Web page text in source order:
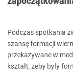
Podczas spotkania
szansę formacji
przekazywane w
kształt, żeby były